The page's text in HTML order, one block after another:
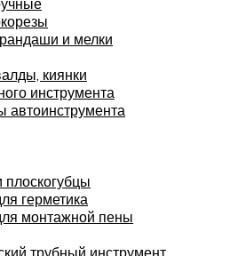
и мелки
киянки
инструмента
автоинструмента
герметика
монтажной пены
трубный инструмент